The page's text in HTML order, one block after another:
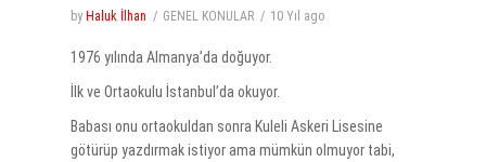
by Haluk İlhan GENEL KONULAR 10 Yıl ago
1976 yılında Almanya’da doğuyor.
İlk ve Ortaokulu İstanbul’da okuyor.
Babası onu ortaokuldan sonra Kuleli Askeri Lisesine
götürüp yazdırmak istiyor ama mümkün olmuyor tabi,